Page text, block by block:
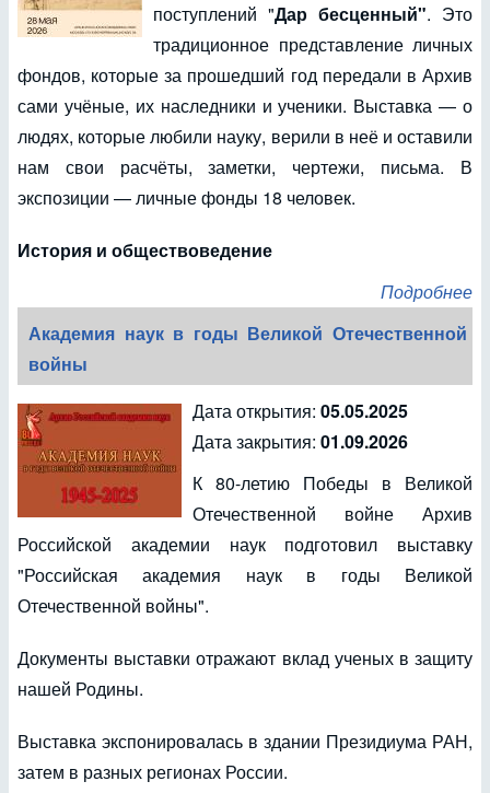
поступлений "Дар бесценный". Это
традиционное представление личных
фондов, которые за прошедший год передали в Архив
сами учёные, их наследники и ученики. Выставка — о
людях, которые любили науку, верили в неё и оставили
нам свои расчёты, заметки, чертежи, письма. В
экспозиции — личные фонды 18 человек.
История и обществоведение
Подробнее
Академия наук в годы Великой Отечественной
войны
Дата открытия: 05.05.2025
Дата закрытия: 01.09.2026
К 80-летию Победы в Великой
Отечественной войне Архив
Российской академии наук подготовил выставку
"Российская академия наук в годы Великой
Отечественной войны".
Документы выставки отражают вклад ученых в защиту
нашей Родины.
Выставка экспонировалась в здании Президиума РАН,
затем в разных регионах России.